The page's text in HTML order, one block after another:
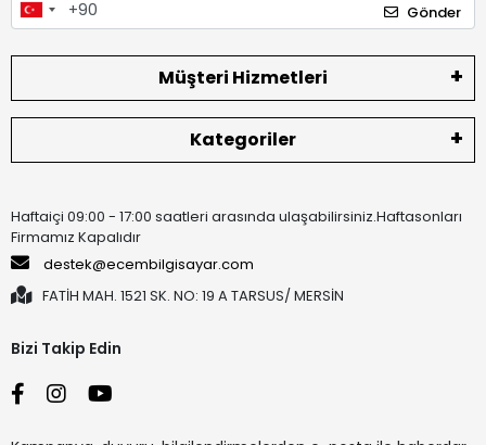
Gönder
Müşteri Hizmetleri
Kategoriler
Haftaiçi 09:00 - 17:00 saatleri arasında ulaşabilirsiniz.Haftasonları
Firmamız Kapalıdır
destek@ecembilgisayar.com
FATİH MAH. 1521 SK. NO: 19 A TARSUS/ MERSİN
Bizi Takip Edin